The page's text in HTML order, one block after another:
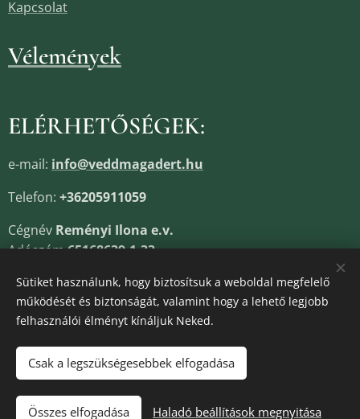
Kosárba
Kapcsolat
Vélemények
ELÉRHETŐSÉGEK:
e-mail: info@veddmagadert.hu
Telefon: +36205911059
Cégnév Reményi Ilona e.v.
Adószám65168639-1-33
Sütik
Sütiket használunk, hogy biztosítsuk a weboldal megfelelő
működését és biztonságát, valamint hogy a lehető legjobb
felhasználói élményt kínáljuk Neked.
Csak a legszükségesebbek elfogadása
Összes elfogadása Haladó beállítások megnyitása